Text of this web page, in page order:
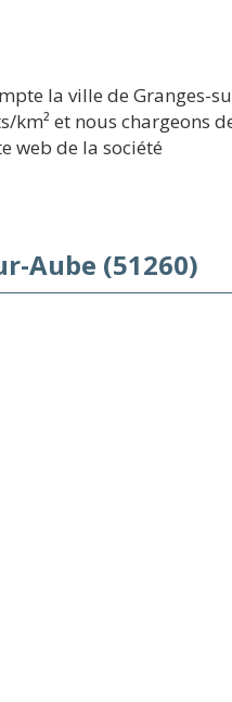
la ville de Granges-
et nous chargeons
web de la société
Aube (51260)